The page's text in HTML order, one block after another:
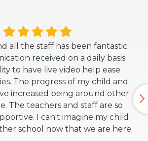
all the staff has been fantastic.
received on a daily basis
to have live video help ease
The progress of my child and
increased being around other
The teachers and staff are so
I can't imagine my child
school now that we are here.